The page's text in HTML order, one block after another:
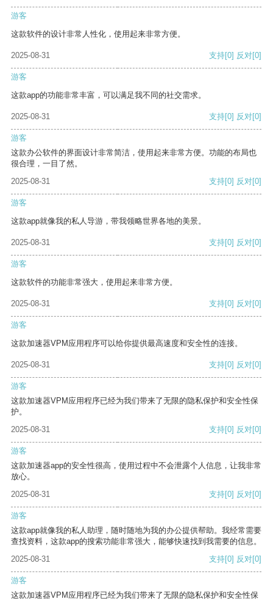
游客
这款软件的设计非常人性化，使用起来非常方便。
2025-08-31 支持[0] 反对[0]
游客
这款app的功能非常丰富，可以满足我不同的社交需求。
2025-08-31 支持[0] 反对[0]
游客
这款办公软件的界面设计非常简洁，使用起来非常方便。功能的布局也
很合理，一目了然。
2025-08-31
支持[0] 反对[0]
游客
这款app就像我的私人导游，带我领略世界各地的美景。
2025-08-31 支持[0] 反对[0]
游客
这款软件的功能非常强大，使用起来非常方便。
2025-08-31 支持[0] 反对[0]
游客
这款加速器VPM应用程序可以给你提供最高速度和安全性的连接。
2025-08-31 支持[0] 反对[0]
游客
这款加速器VPM应用程序已经为我们带来了无限的隐私保护和安全性保
护。
2025-08-31
支持[0] 反对[0]
游客
这款加速器app的安全性很高，使用过程中不会泄露个人信息，让我非常
放心。
2025-08-31
支持[0] 反对[0]
游客
这款app就像我的私人助理，随时随地为我的办公提供帮助。我经常需要
查找资料，这款app的搜索功能非常强大，能够快速找到我需要的信息。
2025-08-31
支持[0] 反对[0]
游客
这款加速器VPM应用程序已经为我们带来了无限的隐私保护和安全性保